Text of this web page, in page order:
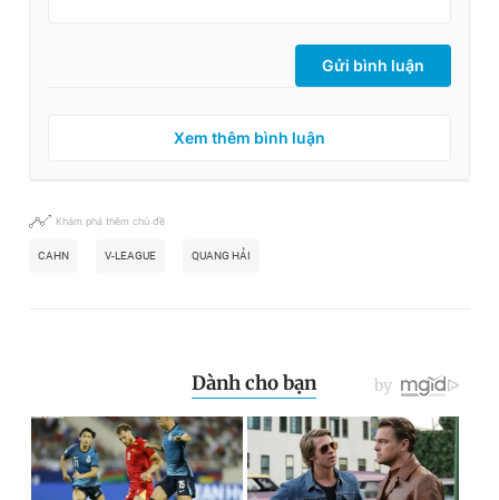
Gửi bình luận
Xem thêm bình luận
Khám phá thêm chủ đề
CAHN V-LEAGUE QUANG HẢI